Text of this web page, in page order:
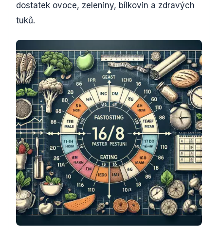
dostatek ovoce, zeleniny, bílkovin a zdravých
tuků.